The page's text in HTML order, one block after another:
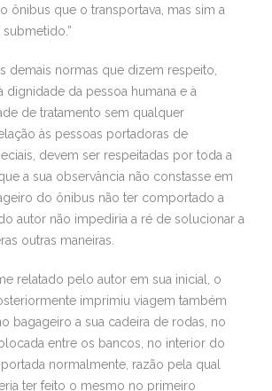
ônibus que o transportava, mas sim a
demais normas que dizem respeito,
dignidade da pessoa humana e à
de tratamento sem qualquer
às pessoas portadoras de
devem ser respeitadas por toda a
a sua observância não constasse em
do ônibus não ter comportado a
autor não impediria a ré de solucionar a
outras maneiras.
relatado pelo autor em sua inicial, o
imprimiu viagem também
bagageiro a sua cadeira de rodas, no
entre os bancos, no interior do
normalmente, razão pela qual
ter feito o mesmo no primeiro